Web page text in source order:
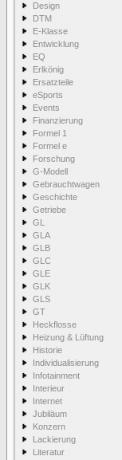
Design
DTM
E-Klasse
Entwicklung
EQ
Erlkönig
Ersatzteile
eSports
Events
Finanzierung
Formel 1
Formel e
Forschung
G-Modell
Gebrauchtwagen
Geschichte
Getriebe
GL
GLA
GLB
GLC
GLE
GLK
GLS
GT
Heckflosse
Heizung & Lüftung
Historie
Individualisierung
Infotainment
Interieur
Internet
Jubiläum
Konzern
Lackierung
Literatur